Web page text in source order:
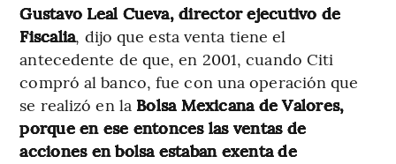
Gustavo Leal Cueva, director ejecutivo de
Fiscalia, dijo que esta venta tiene el
antecedente de que, en 2001, cuando Citi
compró al banco, fue con una operación que
se realizó en la Bolsa Mexicana de Valores,
porque en ese entonces las ventas de
acciones en bolsa estaban exenta de